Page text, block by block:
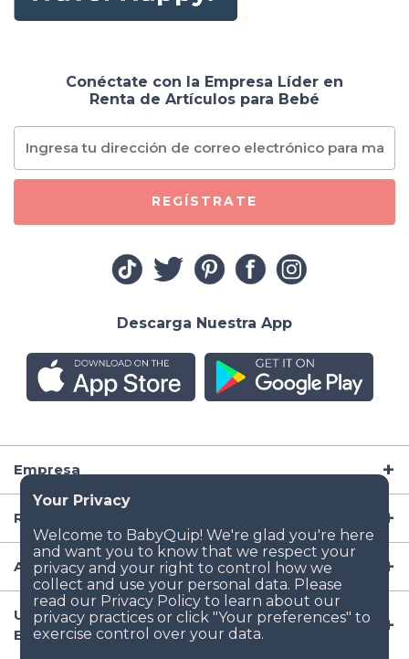
Empresa
Recursos
Artículos para Bebé
Ubicaciones Populares de Renta de Artículos para
Bebé en EE.UU
Conéctate con la Empresa Líder en
Renta de Artículos para Bebé
REGÍSTRATE
Descarga Nuestra App